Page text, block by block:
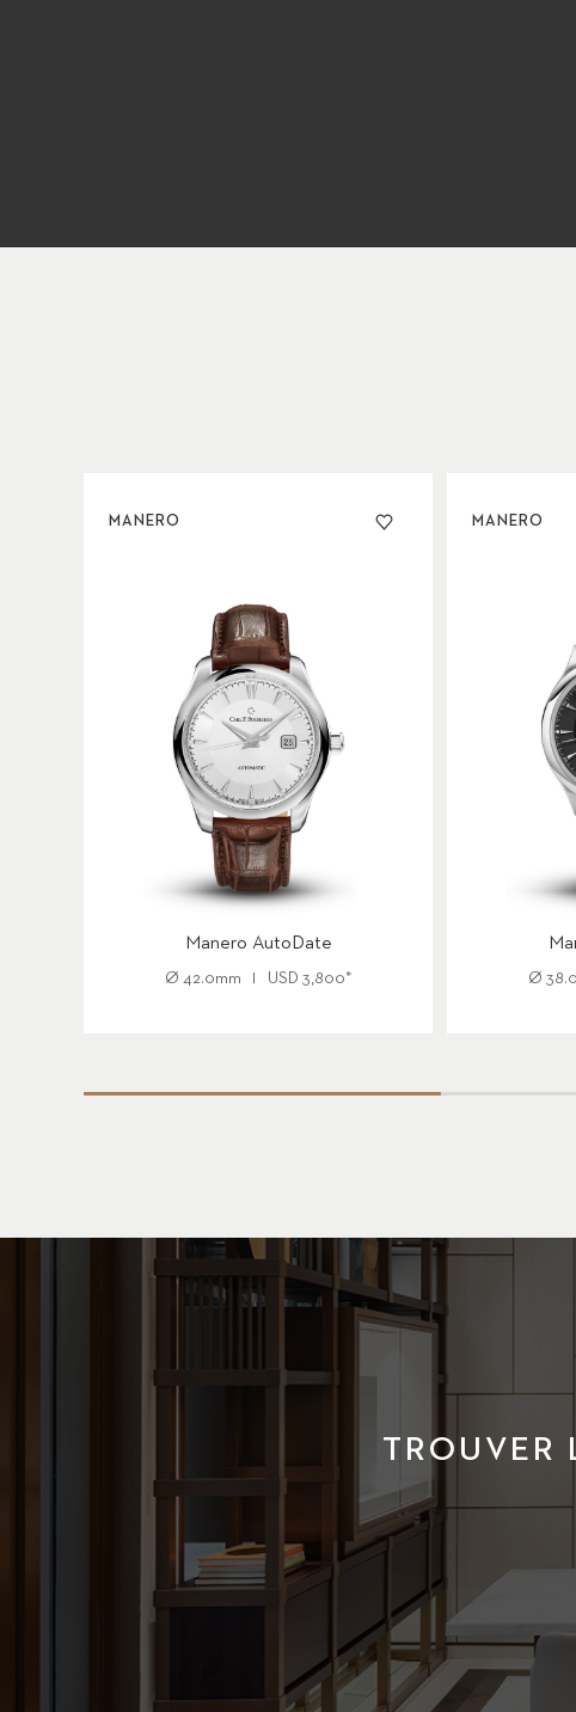
MANERO
Manero AutoDate
Ø 42.0mm USD 3,800*
MANERO
Ø
TROUVER